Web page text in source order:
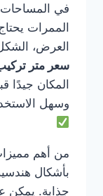
في
الممرات
العرض،
سعر متر
المكان جيدًا
وسهل
من أهم
بأشكال
جذابة. يمكن